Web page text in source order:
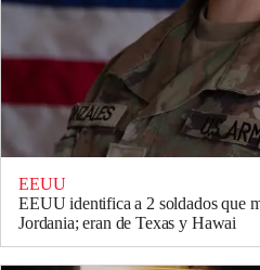
EEUU
EEUU identifica a 2 soldados que
Jordania; eran de Texas y Hawai